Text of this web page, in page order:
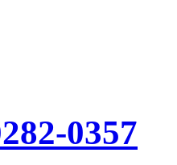
0357